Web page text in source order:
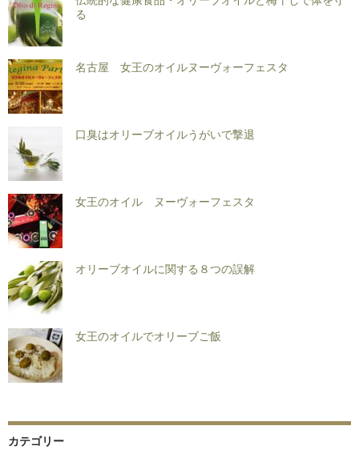
る
名古屋 女王のオイルヌーヴォーフェスタ
口臭はオリーブオイルうがいで撃退
女王のオイル ヌーヴォーフェスタ
オリーブオイルに関する８つの誤解
女王のオイルでオリーブご飯
カテゴリー